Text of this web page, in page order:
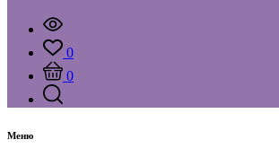
0
0
Меню